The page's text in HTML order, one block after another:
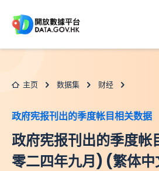
主页 数据集 财经
政府宪报刊出的季度帐目相关数据
政府宪报刊出的季度帐
零二四年九月) (繁体